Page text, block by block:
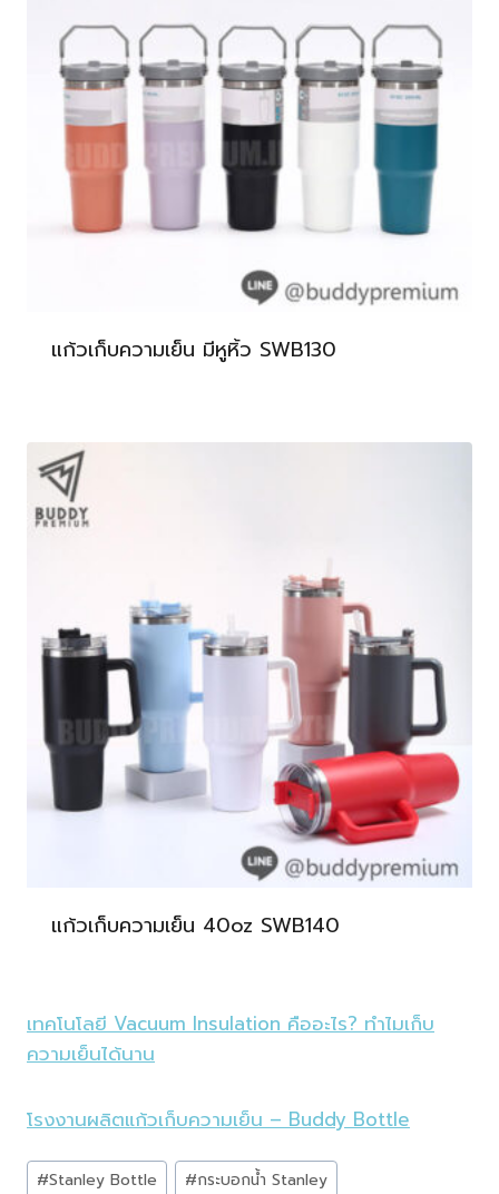
แก้วเก็บความเย็น มีหูหิ้ว SWB130
แก้วเก็บความเย็น 40oz SWB140
เทคโนโลยี Vacuum Insulation คืออะไร? ทำไมเก็บ
ความเย็นได้นาน
โรงงานผลิตแก้วเก็บความเย็น – Buddy Bottle
Post
#Stanley Bottle #กระบอกน้ำ Stanley